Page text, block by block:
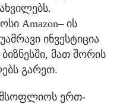
Amazon– ის
ინვესტიცია
მათ შორის
გარეთ.
მსოფლიოს ერთ-